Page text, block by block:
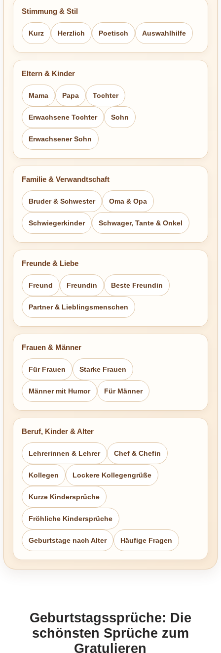
Stimmung & Stil
Kurz Herzlich Poetisch Auswahlhilfe
Eltern & Kinder
Mama Papa Tochter
Erwachsene Tochter Sohn
Erwachsener Sohn
Familie & Verwandtschaft
Bruder & Schwester Oma & Opa
Schwiegerkinder Schwager, Tante & Onkel
Freunde & Liebe
Freund Freundin Beste Freundin
Partner & Lieblingsmenschen
Frauen & Männer
Für Frauen Starke Frauen
Männer mit Humor Für Männer
Beruf, Kinder & Alter
Lehrerinnen & Lehrer Chef & Chefin
Kollegen Lockere Kollegengrüße
Kurze Kindersprüche
Fröhliche Kindersprüche
Geburtstage nach Alter Häufige Fragen
Geburtstagssprüche: Die
schönsten Sprüche zum
Gratulieren